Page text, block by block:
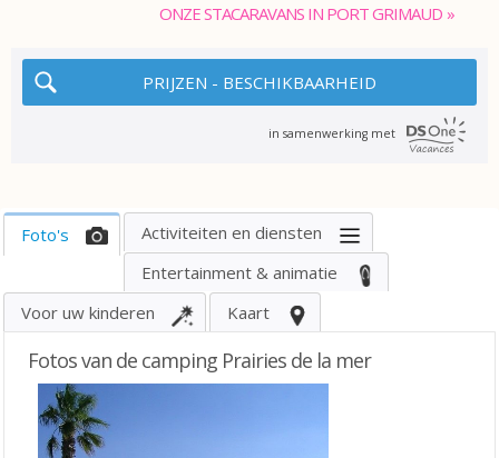
ONZE STACARAVANS IN PORT GRIMAUD
PRIJZEN - BESCHIKBAARHEID
in samenwerking met
foto's
activiteiten en diensten
Entertainment & animatie
Voor uw kinderen
kaart
Fotos van de camping Prairies de la mer